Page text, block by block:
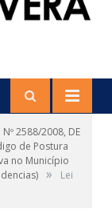
Nº 2588/2008, DE
de Postura
no Município
»
Lei